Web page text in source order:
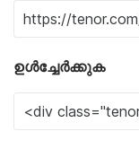
ഉൾച്ചേർക്കുക